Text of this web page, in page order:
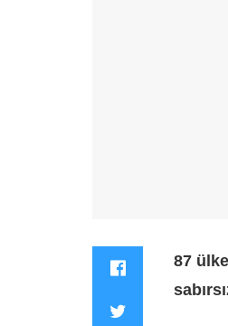
87